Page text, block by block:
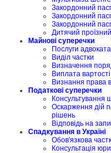
Закордонний
Закордонний
Закордонний
Дитячий
Майнові суперечки
Послуги
Виділ частки
Визначення
Виплата
Визнання права
Податкові суперечки
Консультування
Оскарження дій
рішень
Відповідь на
Спадкування в Україні
Обов'язкова
Консультація